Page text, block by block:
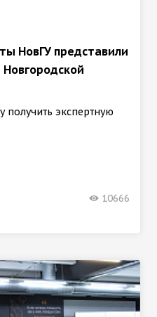
НовГУ представили
получить экспертную
10666